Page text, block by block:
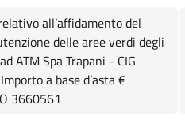
all’affidamento del
delle aree verdi degli
ATM Spa Trapani - CIG
a base d’asta €
3660561